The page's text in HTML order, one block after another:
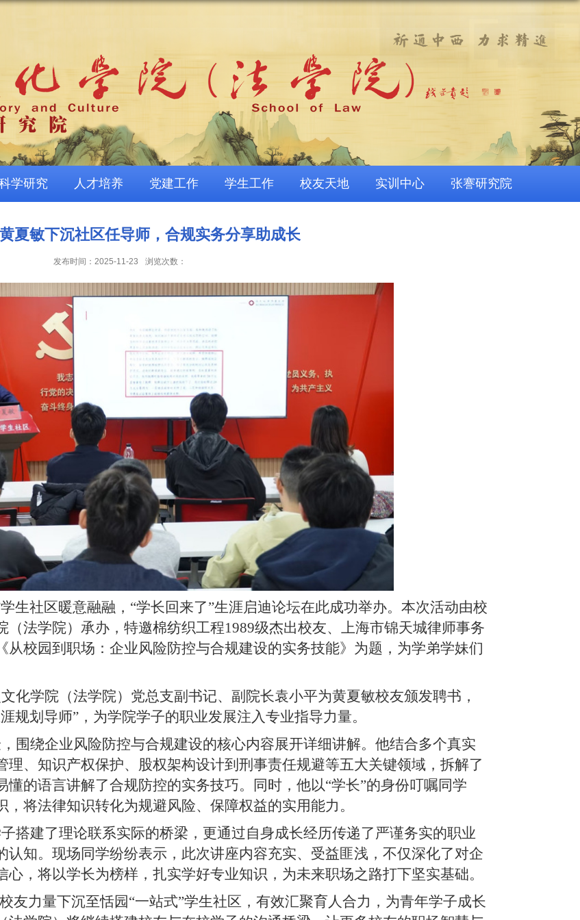
学研究 人才培养 党建工作 学生工作 校友天地 实训中心 张謇研究院
夏敏下沉社区任导师，合规实务分享助成长
发布时间：2025-11-23 浏览次数：
生社区暖意融融，“学长回来了”生涯启迪论坛在此成功举办。本次活动由校
法学院）承办，特邀棉纺织工程1989级杰出校友、上海市锦天城律师事务
从校园到职场：企业风险防控与合规建设的实务技能》为题，为学弟学妹们
化学院（法学院）党总支副书记、副院长袁小平为黄夏敏校友颁发聘书，
规划导师”，为学院学子的职业发展注入专业指导力量。
围绕企业风险防控与合规建设的核心内容展开详细讲解。他结合多个真实
、知识产权保护、股权架构设计到刑事责任规避等五大关键领域，拆解了
的语言讲解了合规防控的实务技巧。同时，他以“学长”的身份叮嘱同学
将法律知识转化为规避风险、保障权益的实用能力。
搭建了理论联系实际的桥梁，更通过自身成长经历传递了严谨务实的职业
知。现场同学纷纷表示，此次讲座内容充实、受益匪浅，不仅深化了对企
，将以学长为榜样，扎实学好专业知识，为未来职场之路打下坚实基础。
友力量下沉至恬园“一站式”学生社区，有效汇聚育人合力，为青年学子成长